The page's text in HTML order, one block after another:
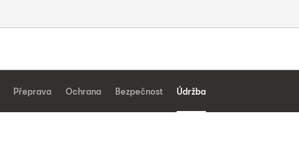
Přeprava Ochrana Bezpečnost Údržba